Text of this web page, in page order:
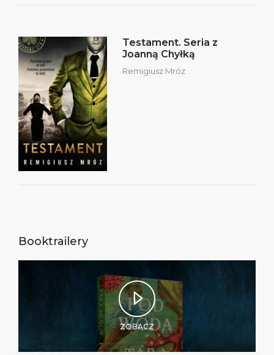
Testament. Seria z
Joanną Chyłką
Remigiusz Mróz
Booktrailery
ZOBACZ